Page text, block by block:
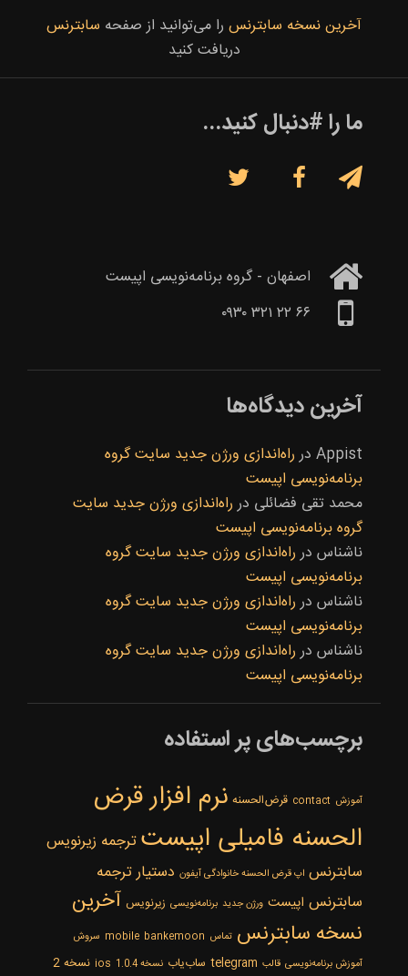
آخرین نسخه سابترنس را می‌توانید از صفحه سابترنس
دریافت کنید
ما را #دنبال کنید...



اصفهان - گروه برنامه‌نویسی اپیست
۶۶ ۲۲ ۳۲۱ ۰۹۳۰
آخرین دیدگاه‌ها
Appist درراه‌اندازی ورژن جدید سایت گروه
برنامه‌نویسی اپیست
محمد تقی فضائلی درراه‌اندازی ورژن جدید سایت
گروه برنامه‌نویسی اپیست
ناشناس درراه‌اندازی ورژن جدید سایت گروه
برنامه‌نویسی اپیست
ناشناس درراه‌اندازی ورژن جدید سایت گروه
برنامه‌نویسی اپیست
ناشناس درراه‌اندازی ورژن جدید سایت گروه
برنامه‌نویسی اپیست
برچسب‌های پر استفاده
آموزش contact قرض‌الحسنه نرم افزار قرض
الحسنه فامیلی اپیستترجمه زیرنویس
سابترنس اپ قرض الحسنه خانوادگی آیفون دستیار ترجمه
سابترنس اپیست ورژن جدید برنامه‌نویسی زیرنویس ‌آخرین
نسخه سابترنس تماس mobile bankemoon
سروش
آموزش برنامه‌نویسی قالب telegram ساب‌یاب نسخه 1.0.4 ios نسخه 2